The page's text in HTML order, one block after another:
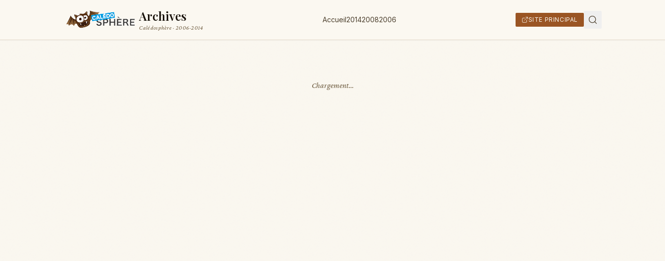
Archives
Calédosphère · 2006-2014
Accueil201420082006 SITE PRINCIPAL
Chargement…